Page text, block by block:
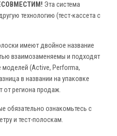
Эта система
технологию (тест-кассета с
имеют двойное название
взаимозаменяемы и подходят
(Active, Performa,
в названии на упаковке
от региона продаж.
обязательно ознакомьтесь с
и тест-полоскам.